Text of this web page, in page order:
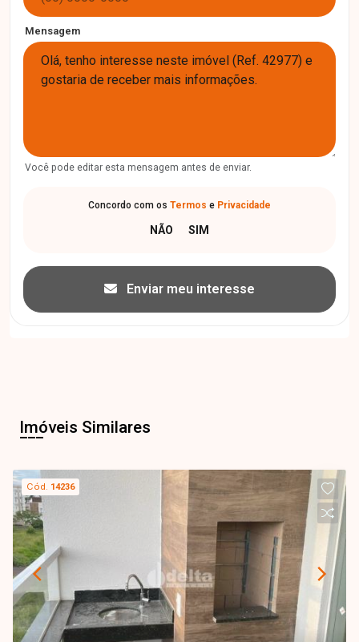
Mensagem
Você pode editar esta mensagem antes de enviar.
Concordo com os Termos e Privacidade
Enviar meu interesse
Imóveis Similares
Cód. 14236